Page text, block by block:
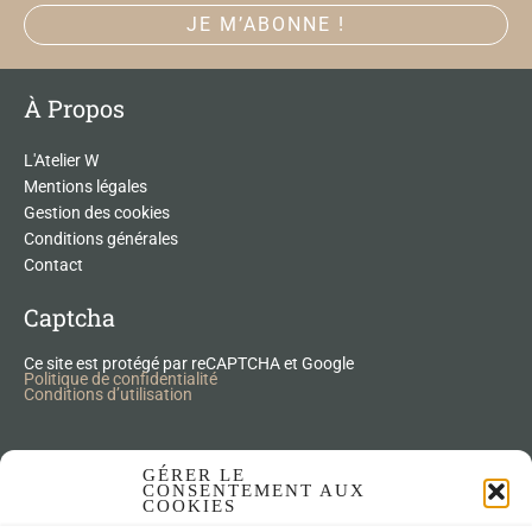
GÉRER LE
CONSENTEMENT AUX
COOKIES
À Propos
L'Atelier W
Mentions légales
Gestion des cookies
Conditions générales
Contact
Captcha
Ce site est protégé par reCAPTCHA et Google
Politique de confidentialité
Conditions d’utilisation
Nos Produits Upcycling